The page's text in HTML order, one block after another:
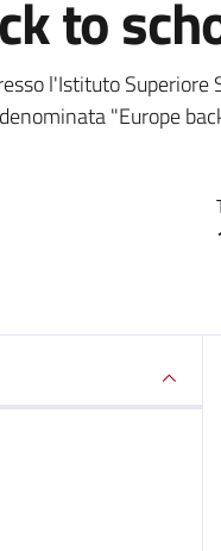
to
notizia
l'Istituto
"Europe